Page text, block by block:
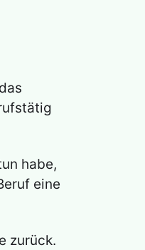
habe,
eine
zurück.